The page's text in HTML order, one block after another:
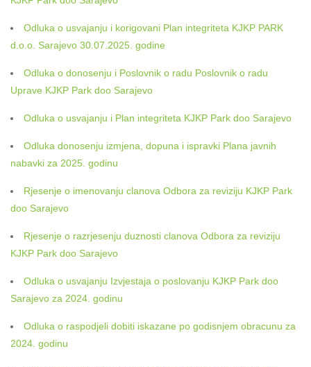
Odluka o usvajanju i korigovani Plan integriteta KJKP PARK
d.o.o. Sarajevo 30.07.2025. godine
Odluka o donosenju i Poslovnik o radu Poslovnik o radu
Uprave KJKP Park doo Sarajevo
Odluka o usvajanju i Plan integriteta KJKP Park doo Sarajevo
Odluka donosenju izmjena, dopuna i ispravki Plana javnih
nabavki za 2025. godinu
Rjesenje o imenovanju clanova Odbora za reviziju KJKP Park
doo Sarajevo
Rjesenje o razrjesenju duznosti clanova Odbora za reviziju
KJKP Park doo Sarajevo
Odluka o usvajanju Izvjestaja o poslovanju KJKP Park doo
Sarajevo za 2024. godinu
Odluka o raspodjeli dobiti iskazane po godisnjem obracunu za
2024. godinu